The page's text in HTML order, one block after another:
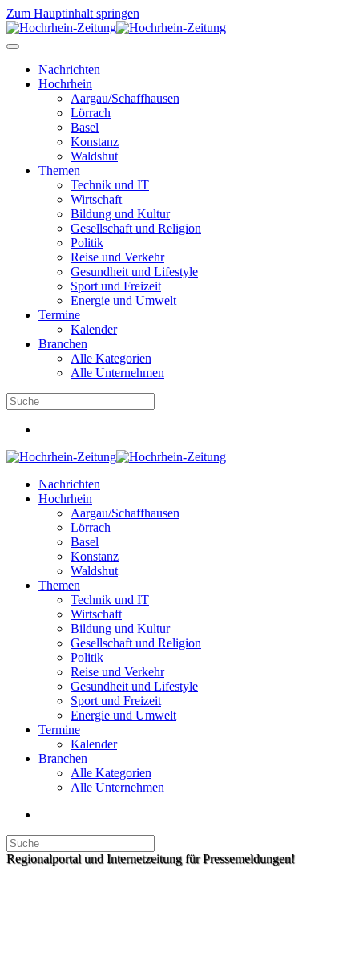
Zum Hauptinhalt springen
Nachrichten
Hochrhein
Aargau/Schaffhausen
Lörrach
Basel
Konstanz
Waldshut
Themen
Technik und IT
Wirtschaft
Bildung und Kultur
Gesellschaft und Religion
Politik
Reise und Verkehr
Gesundheit und Lifestyle
Sport und Freizeit
Energie und Umwelt
Termine
Kalender
Branchen
Alle Kategorien
Alle Unternehmen
Nachrichten
Hochrhein
Aargau/Schaffhausen
Lörrach
Basel
Konstanz
Waldshut
Themen
Technik und IT
Wirtschaft
Bildung und Kultur
Gesellschaft und Religion
Politik
Reise und Verkehr
Gesundheit und Lifestyle
Sport und Freizeit
Energie und Umwelt
Termine
Kalender
Branchen
Alle Kategorien
Alle Unternehmen
Regionalportal und Internetzeitung für Pressemeldungen!